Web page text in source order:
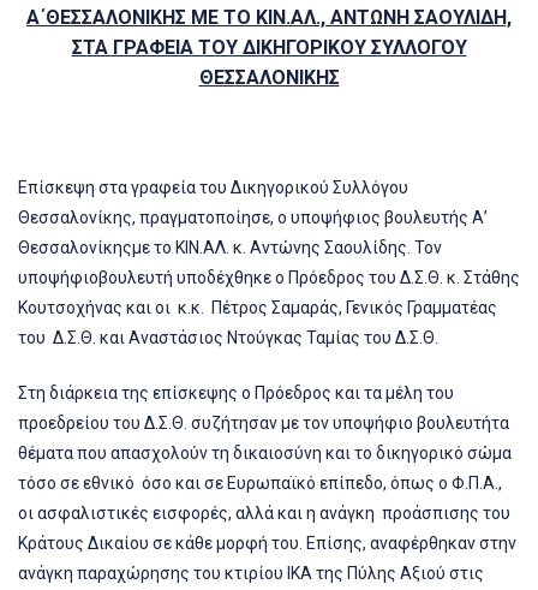
Α΄ΘΕΣΣΑΛΟΝΙΚΗΣ ΜΕ ΤΟ ΚΙΝ.ΑΛ., ΑΝΤΩΝΗ ΣΑΟΥΛΙΔΗ,
ΣΤΑ ΓΡΑΦΕΙΑ ΤΟΥ ΔΙΚΗΓΟΡΙΚΟΥ ΣΥΛΛΟΓΟΥ
ΘΕΣΣΑΛΟΝΙΚΗΣ
Επίσκεψη στα γραφεία του Δικηγορικού Συλλόγου
Θεσσαλονίκης, πραγματοποίησε, ο υποψήφιος βουλευτής Α’
Θεσσαλονίκηςμε το ΚΙΝ.ΑΛ. κ. Αντώνης Σαουλίδης. Τον
υποψήφιοβουλευτή υποδέχθηκε ο Πρόεδρος του Δ.Σ.Θ. κ. Στάθης
Κουτσοχήνας και οι κ.κ. Πέτρος Σαμαράς, Γενικός Γραμματέας
του Δ.Σ.Θ. και Αναστάσιος Ντούγκας Ταμίας του Δ.Σ.Θ.
Στη διάρκεια της επίσκεψης ο Πρόεδρος και τα μέλη του
προεδρείου του Δ.Σ.Θ. συζήτησαν με τον υποψήφιο βουλευτήτα
θέματα που απασχολούν τη δικαιοσύνη και το δικηγορικό σώμα
τόσο σε εθνικό όσο και σε Ευρωπαϊκό επίπεδο, όπως ο Φ.Π.Α.,
οι ασφαλιστικές εισφορές, αλλά και η ανάγκη προάσπισης του
Κράτους Δικαίου σε κάθε μορφή του. Επίσης, αναφέρθηκαν στην
ανάγκη παραχώρησης του κτιρίου ΙΚΑ της Πύλης Αξιού στις